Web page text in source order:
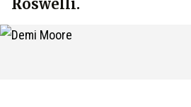
Roswelli.